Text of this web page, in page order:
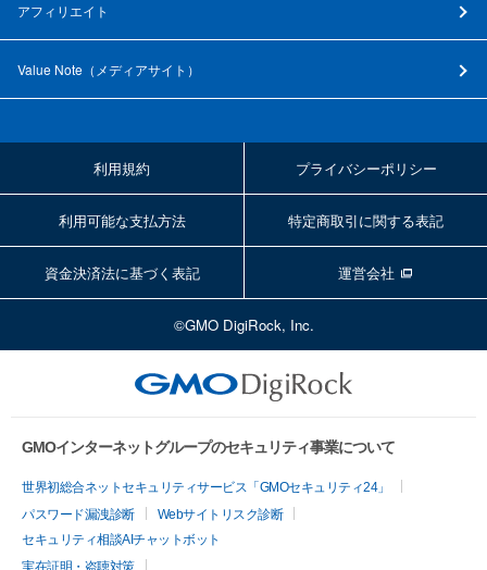
アフィリエイト
Value Note（ メディアサイト ）
利用規約 プライバシーポリシー
利用可能な支払方法 特定商取引に関する表記
資金決済法に基づく表記 運営会社
©GMO DigiRock, Inc.
GMOインターネットグループのセキュリティ事業について
世界初総合ネットセキュリティサービス「GMOセキュリティ24」
パスワード漏洩診断
Webサイトリスク診断
セキュリティ相談AIチャットボット
実在証明・盗聴対策